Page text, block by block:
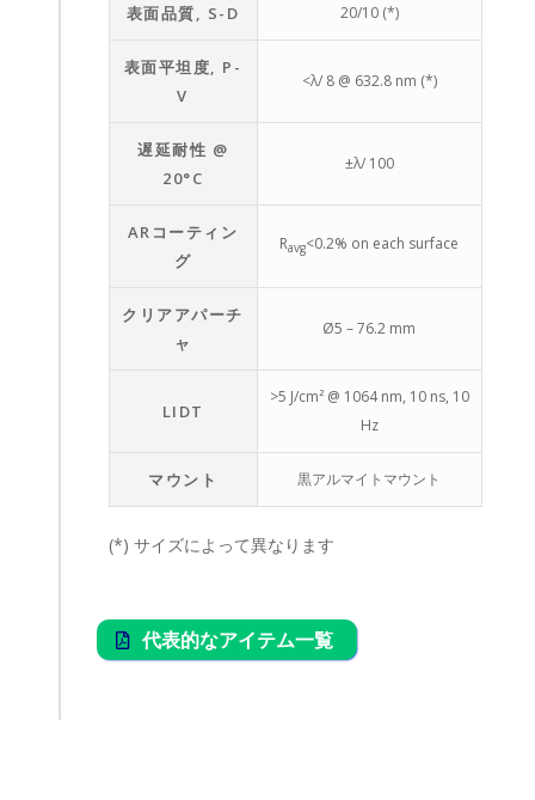
表面品質, S-D 20/10 (*)
表面平坦度, P-
V
<λ/ 8 @ 632.8 nm (*)
遅延耐性 @
20°C
±λ/ 100
ARコーティン
グ
Ravg<0.2% on each surface
クリアアパーチ
ャ
Ø5 – 76.2 mm
LIDT
>5 J/cm² @ 1064 nm, 10 ns, 10
Hz
マウント 黒アルマイトマウント
(*) サイズによって異なります
代表的なアイテム一覧